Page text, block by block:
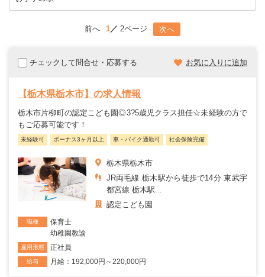
前へ 1 2ページ 次へ
チェックして問合せ・応募する お気に入りに追加
【栃木県栃木市】の求人情報
栃木市片柳町の認定こども園◎3?5歳児クラス担任☆未経験の方で
もご応募可能です！
未経験可 ボーナス3ヶ月以上 車・バイク通勤可 社会保険完備
栃木県栃木市
JR両毛線 栃木駅から徒歩で14分 東武宇
都宮線 栃木駅...
認定こども園
職種
保育士
幼稚園教諭
雇用形態 正社員
給与 月給：192,000円～220,000円